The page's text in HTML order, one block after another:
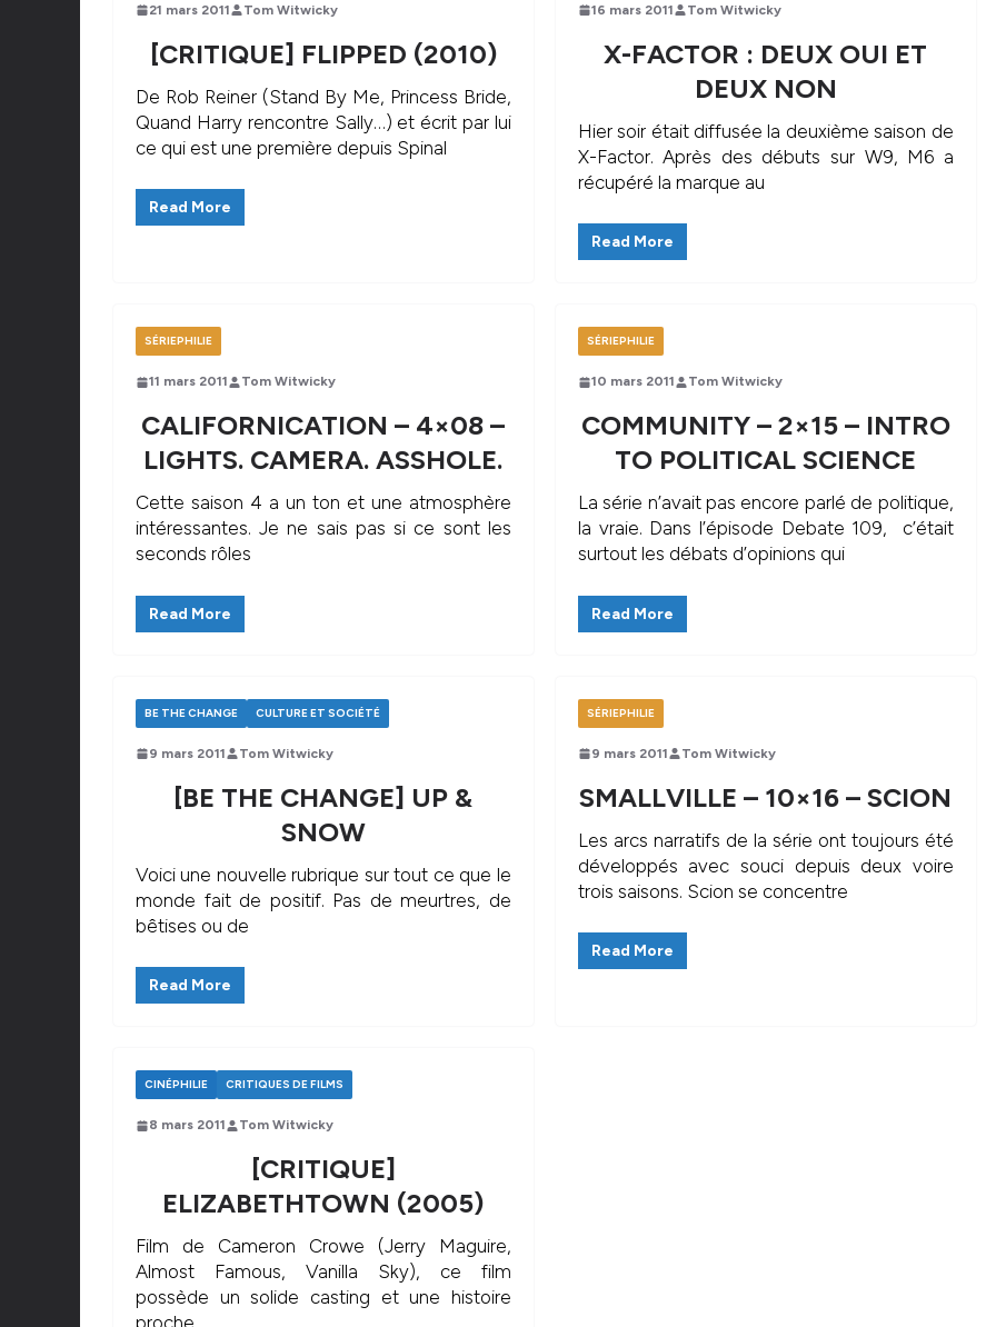
21 mars 2011 Tom Witwicky
[CRITIQUE] FLIPPED (2010)
De Rob Reiner (Stand By Me, Princess Bride,
Quand Harry rencontre Sally…) et écrit par lui
ce qui est une première depuis Spinal
Read More
16 mars 2011 Tom Witwicky
X-FACTOR : DEUX OUI ET
DEUX NON
Hier soir était diffusée la deuxième saison de
X-Factor. Après des débuts sur W9, M6 a
récupéré la marque au
Read More
SÉRIEPHILIE
11 mars 2011 Tom Witwicky
CALIFORNICATION – 4×08 –
LIGHTS. CAMERA. ASSHOLE.
Cette saison 4 a un ton et une atmosphère
intéressantes. Je ne sais pas si ce sont les
seconds rôles
Read More
SÉRIEPHILIE
10 mars 2011 Tom Witwicky
COMMUNITY – 2×15 – INTRO
TO POLITICAL SCIENCE
La série n’avait pas encore parlé de politique,
la vraie. Dans l’épisode Debate 109, c’était
surtout les débats d’opinions qui
Read More
BE THE CHANGE CULTURE ET SOCIÉTÉ
9 mars 2011 Tom Witwicky
[BE THE CHANGE] UP &
SNOW
Voici une nouvelle rubrique sur tout ce que le
monde fait de positif. Pas de meurtres, de
bêtises ou de
Read More
SÉRIEPHILIE
9 mars 2011 Tom Witwicky
SMALLVILLE – 10×16 – SCION
Les arcs narratifs de la série ont toujours été
développés avec souci depuis deux voire
trois saisons. Scion se concentre
Read More
CINÉPHILIE CRITIQUES DE FILMS
8 mars 2011 Tom Witwicky
[CRITIQUE]
ELIZABETHTOWN (2005)
Film de Cameron Crowe (Jerry Maguire,
Almost Famous, Vanilla Sky), ce film
possède un solide casting et une histoire
proche